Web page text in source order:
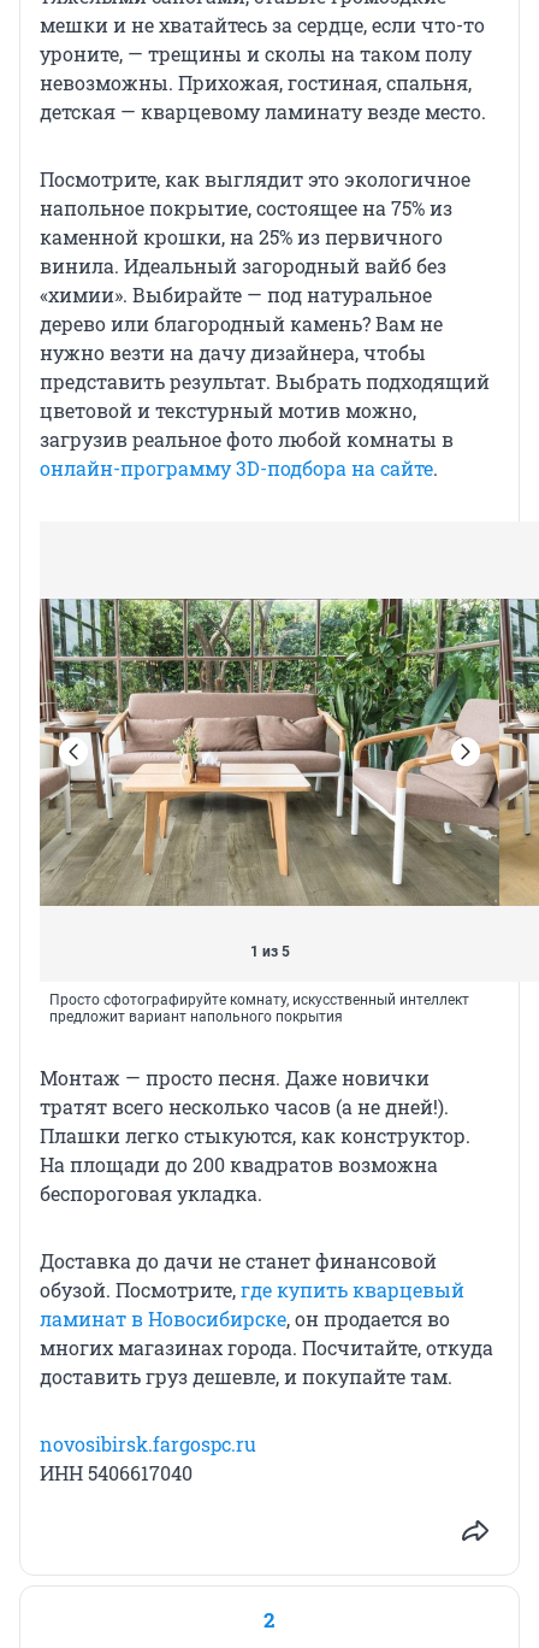
мешки и не хватайтесь за сердце, если что-то
уроните, — трещины и сколы на таком полу
невозможны. Прихожая, гостиная, спальня,
детская — кварцевому ламинату везде место.
Посмотрите, как выглядит это экологичное
напольное покрытие, состоящее на 75% из
каменной крошки, на 25% из первичного
винила. Идеальный загородный вайб без
«химии». Выбирайте — под натуральное
дерево или благородный камень? Вам не
нужно везти на дачу дизайнера, чтобы
представить результат. Выбрать подходящий
цветовой и текстурный мотив можно,
загрузив реальное фото любой комнаты в
онлайн-программу 3D-подбора на сайте.
1 из 5
Просто сфотографируйте комнату, искусственный интеллект
предложит вариант напольного покрытия
Монтаж — просто песня. Даже новички
тратят всего несколько часов (а не дней!).
Плашки легко стыкуются, как конструктор.
На площади до 200 квадратов возможна
беспороговая укладка.
Доставка до дачи не станет финансовой
обузой. Посмотрите,где купить кварцевый
ламинат в Новосибирске, он продается во
многих магазинах города. Посчитайте, откуда
доставить груз дешевле, и покупайте там.
novosibirsk.fargospc.ru
ИНН 5406617040
2